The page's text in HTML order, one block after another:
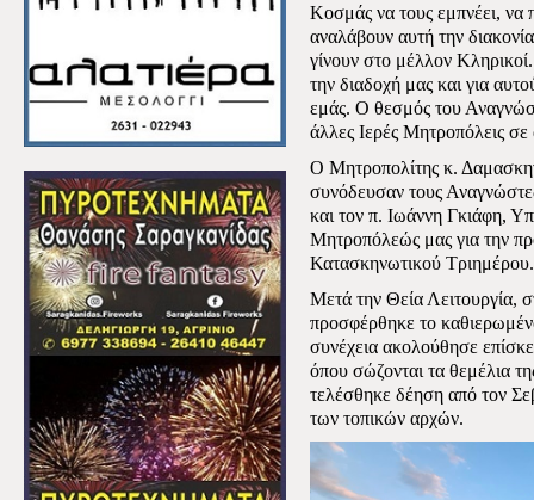
Κοσμάς να τους εμπνέει, να
αναλάβουν αυτή την
γίνουν στο μέλλον
την διαδοχή μας και για
εμάς. Ο θεσμός του
άλλες Ιερές Μητροπόλεις σε
Ο Μητροπολίτης κ.
συνόδευσαν τους
και τον π. Ιωάννη Γκιάφη,
Μητροπόλεώς μας για την
Κατασκηνωτικού Τριημέρου.
Μετά την Θεία Λειτουργία,
προσφέρθηκε το
συνέχεια ακολούθησε
όπου σώζονται τα θεμέλια
τελέσθηκε δέηση από τον
των τοπικών αρχών.